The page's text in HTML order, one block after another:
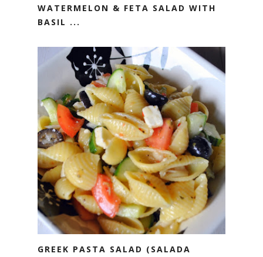
WATERMELON & FETA SALAD WITH
BASIL ...
GREEK PASTA SALAD (SALADA